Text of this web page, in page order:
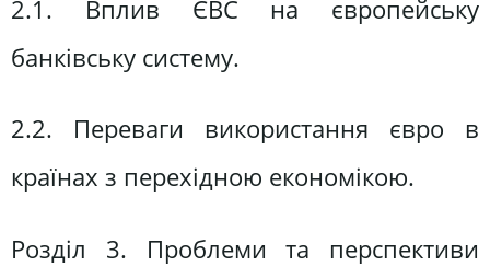
2.1. Вплив ЄВС на європейську
банківську систему.
2.2. Переваги використання євро в
країнах з перехідною економікою.
Розділ 3. Проблеми та перспективи